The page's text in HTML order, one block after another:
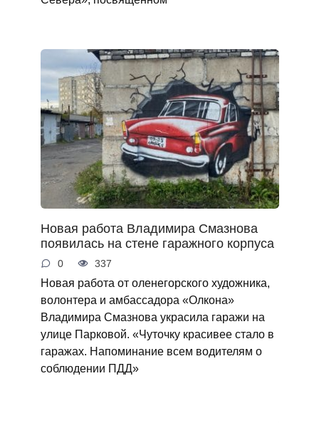
Новая работа Владимира Смазнова
появилась на стене гаражного корпуса
0 337
Новая работа от оленегорского художника,
волонтера и амбассадора «Олкона»
Владимира Смазнова украсила гаражи на
улице Парковой. «Чуточку красивее стало в
гаражах. Напоминание всем водителям о
соблюдении ПДД»